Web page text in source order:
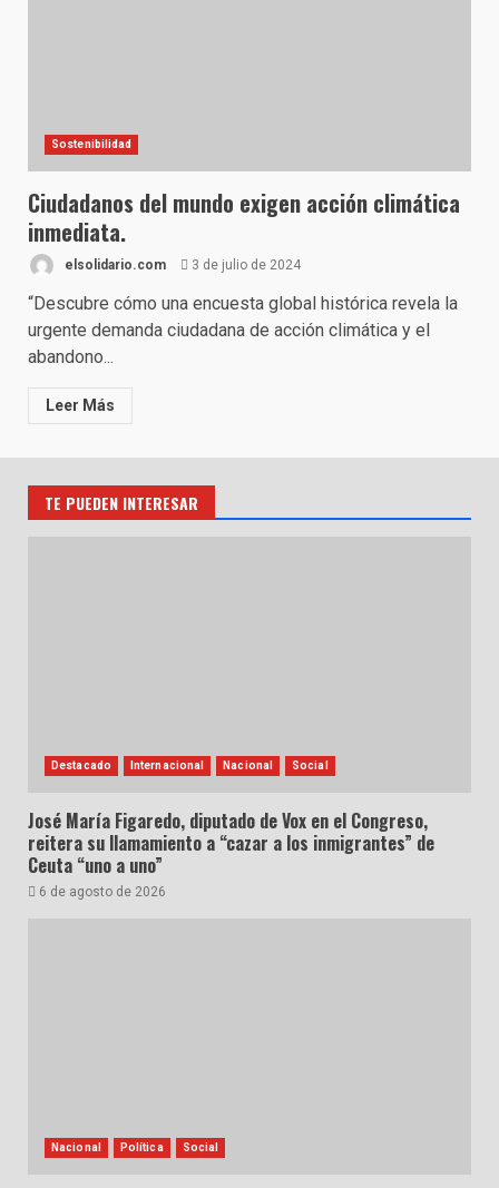
Sostenibilidad
Ciudadanos del mundo exigen acción climática
inmediata.
elsolidario.com 3 de julio de 2024
“Descubre cómo una encuesta global histórica revela la
urgente demanda ciudadana de acción climática y el
abandono...
Leer Más
TE PUEDEN INTERESAR
Destacado Internacional Nacional Social
José María Figaredo, diputado de Vox en el Congreso,
reitera su llamamiento a “cazar a los inmigrantes” de
Ceuta “uno a uno”
6 de agosto de 2026
Nacional Política Social